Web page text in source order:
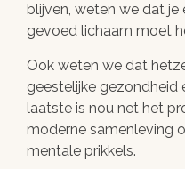
blijven, weten we dat
gevoed lichaam moet
Ook weten we dat
geestelijke gezondheid
laatste is nou net het
moderne samenleving
mentale prikkels.